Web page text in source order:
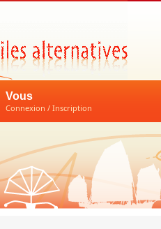
Vous
Connexion / Inscription